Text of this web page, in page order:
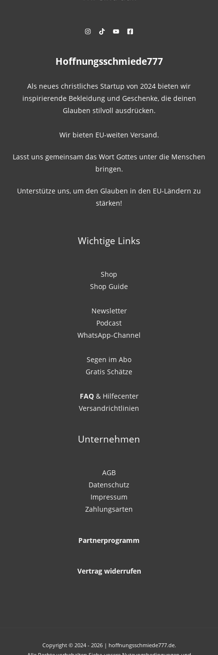
Hoffnungsschmiede777
Als neues christliches Startup von 2024 bieten wir
inspirierende Bekleidung und Geschenke, die deinen
Glauben stilvoll ausdrücken.
Wir bieten EU-weiten Versand.
Lasst uns gemeinsam das Wort Gottes unter die Menschen
bringen.
Unterstütze uns, um den Glauben in den EU-Ländern zu
stärken!
Wichtige Links
Shop
Shop Guide
Newsletter
Podcast
WhatsApp-Channel
Segen im Abo
Gratis Schätze
FAQ& Hilfecenter
Versandrichtlinien
Unternehmen
AGB
Datenschutz
Impressum
Zahlungsarten
Partnerprogramm
Vertrag widerrufen
Copyright © 2024 - 2026 | hoffnungsschmiede777.de.